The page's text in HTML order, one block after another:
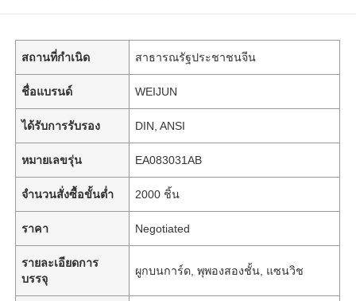
สถานที่กำเนิด สาธารณรัฐประชาชนจีน
ชื่อแบรนด์ WEIJUN
ได้รับการรับรอง DIN, ANSI
หมายเลขรุ่น EA083031AB
จำนวนสั่งซื้อขั้นต่ำ 2000 ชิ้น
ราคา Negotiated
รายละเอียดการ
บรรจุ
ผูกบนการ์ด, พุพองสองชั้น, แซนวิช